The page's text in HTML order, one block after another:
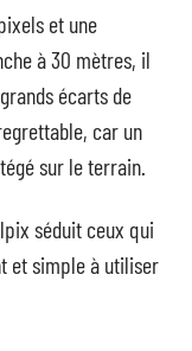
et une
à 30 mètres, il
écarts de
car un
sur le terrain.
séduit ceux qui
et simple à utiliser